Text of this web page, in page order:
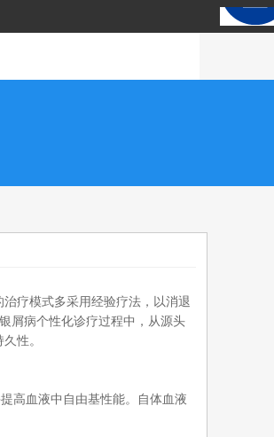
疗模式多采用经验疗法，以消退
屑病个性化诊疗过程中，从源头
性。
高血液中自由基性能。自体血液